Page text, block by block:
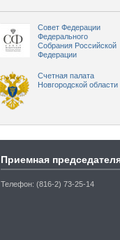
Совет Федерации
Федерального
Собрания Российской
Федерации
Счетная палата
Новгородской области
Приемная
Телефон: (816-2) 73-25-14